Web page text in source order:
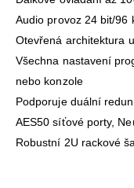
Audio provoz 24 bit/96
Otevřená architektura
Všechna nastavení
nebo konzole
Podporuje duální
AES50 síťové porty,
Robustní 2U rackové